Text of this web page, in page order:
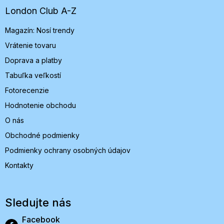
e
London Club A-Z
Magazín: Nosí trendy
Vrátenie tovaru
Doprava a platby
Tabuľka veľkostí
Fotorecenzie
Hodnotenie obchodu
O nás
Obchodné podmienky
Podmienky ochrany osobných údajov
Kontakty
Sledujte nás
Facebook